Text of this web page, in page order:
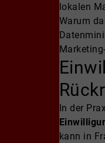
lokalen
Warum
In der
kann in